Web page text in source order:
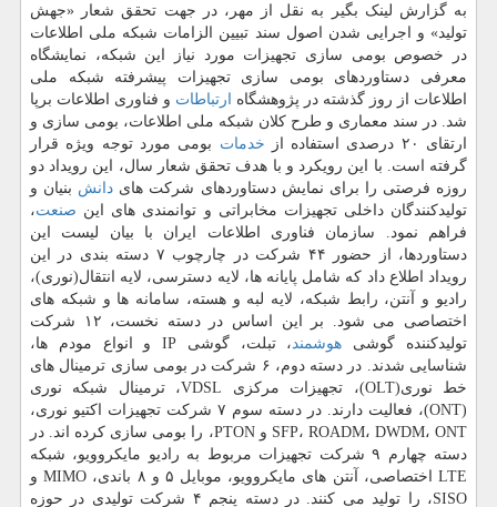
به گزارش لینک بگیر به نقل از مهر، در جهت تحقق شعار «جهش
تولید» و اجرایی شدن اصول سند تبیین الزامات شبکه ملی اطلاعات
در خصوص بومی سازی تجهیزات مورد نیاز این شبکه، نمایشگاه
معرفی دستاوردهای بومی سازی تجهیزات پیشرفته شبکه ملی
اطلاعات از روز گذشته در پژوهشگاه ارتباطات و فناوری اطلاعات برپا
شد. در سند معماری و طرح کلان شبکه ملی اطلاعات، بومی سازی و
ارتقای ۲۰ درصدی استفاده از
خدمات بومی مورد توجه ویژه قرار
گرفته است. با این رویکرد و با هدف تحقق شعار سال، این رویداد دو
روزه فرصتی را برای نمایش دستاوردهای شرکت های دانش بنیان و
تولیدکنندگان داخلی تجهیزات مخابراتی و توانمندی های این صنعت،
فراهم نمود. سازمان فناوری اطلاعات ایران با بیان لیست این
دستاوردها، از حضور ۴۴ شرکت در چارچوب ۷ دسته بندی در این
رویداد اطلاع داد که شامل پایانه ها، لایه دسترسی، لایه انتقال(نوری)،
رادیو و آنتن، رابط شبکه، لایه لبه و هسته، سامانه ها و شبکه های
اختصاصی می شود. بر این اساس در دسته نخست، ۱۲ شرکت
تولیدکننده گوشی هوشمند
، تبلت، گوشی IP و انواع مودم ها،
شناسایی شدند. در دسته دوم، ۶ شرکت در بومی سازی ترمینال های
خط نوری(OLT)، تجهیزات مرکزی VDSL، ترمینال شبکه نوری
(ONT)، فعالیت دارند. در دسته سوم ۷ شرکت تجهیزات اکتیو نوری،
SFP، ROADM، DWDM، ONT و PTON، را بومی سازی کرده اند. در
دسته چهارم ۹ شرکت تجهیزات مربوط به رادیو مایکروویو، شبکه
LTE اختصاصی، آنتن های مایکروویو، موبایل ۵ و ۸ باندی، MIMO و
SISO، را تولید می کنند. در دسته پنجم ۴ شرکت تولیدی در حوزه